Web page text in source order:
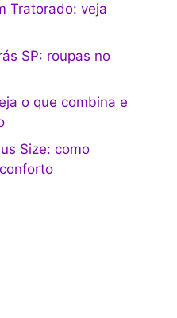
Tratorado: veja
SP: roupas no
o que combina e
Size: como